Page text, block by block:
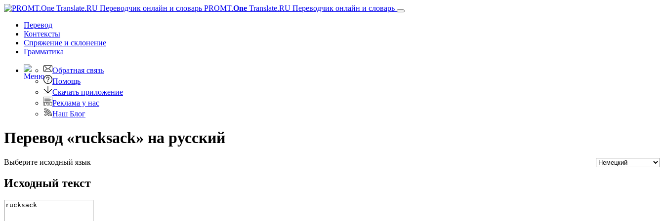
PROMT.One Translate.RU Переводчик онлайн и словарь
Перевод
Контексты
Спряжение и склонение
Грамматика
Обратная связь
Помощь
Скачать приложение
Реклама у нас
Наш Блог
Перевод «rucksack» на русский
Выберите исходный язык
Исходный текст